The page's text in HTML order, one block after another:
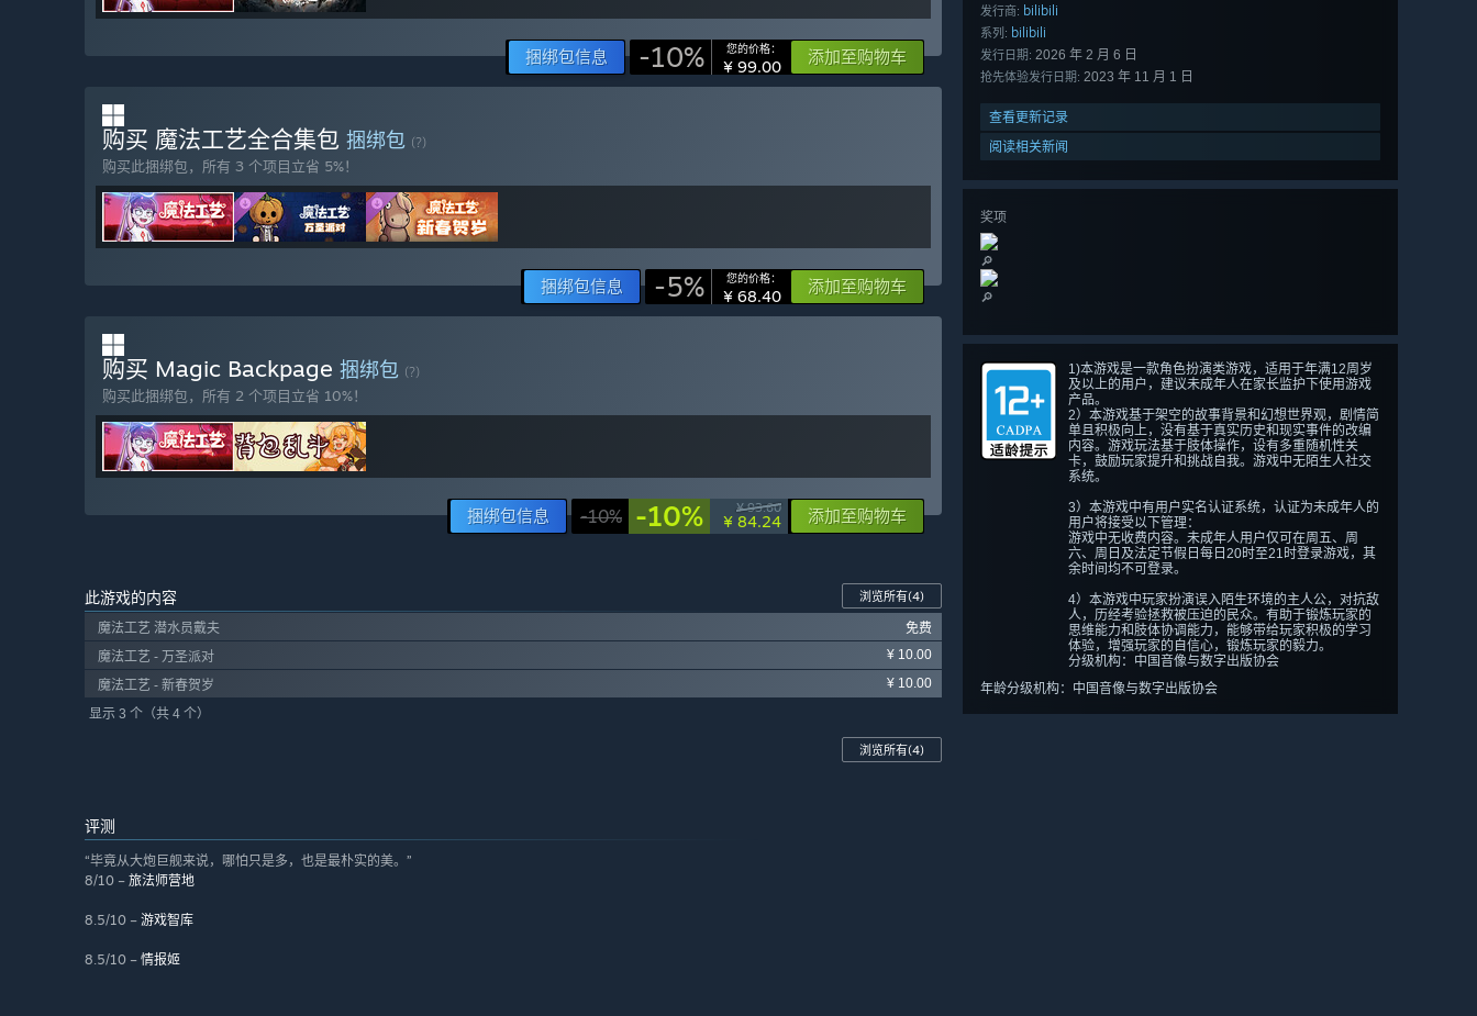
发行商: bilibili
系列: bilibili
发行日期: 2026 年 2 月 6 日
抢先体验发行日期: 2023 年 11 月 1 日
查看更新记录
阅读相关新闻
奖项
🔎
🔎
1)本游戏是一款角色扮演类游戏，适用于年满12周岁
及以上的用户，建议未成年人在家长监护下使用游戏
产品。
2）本游戏基于架空的故事背景和幻想世界观，剧情简
单且积极向上，没有基于真实历史和现实事件的改编
内容。游戏玩法基于肢体操作，设有多重随机性关
卡，鼓励玩家提升和挑战自我。游戏中无陌生人社交
系统。
3）本游戏中有用户实名认证系统，认证为未成年人的
用户将接受以下管理：
游戏中无收费内容。未成年人用户仅可在周五、周
六、周日及法定节假日每日20时至21时登录游戏，其
余时间均不可登录。
4）本游戏中玩家扮演误入陌生环境的主人公，对抗敌
人，历经考验拯救被压迫的民众。有助于锻炼玩家的
思维能力和肢体协调能力，能够带给玩家积极的学习
体验，增强玩家的自信心，锻炼玩家的毅力。
分级机构：中国音像与数字出版协会
年龄分级机构：中国音像与数字出版协会
捆绑包信息 -10% 您的价格：
¥ 99.00 添加至购物车
购买 魔法工艺全合集包 捆绑包 (?)
购买此捆绑包，所有 3 个项目立省 5%！
捆绑包信息 -5% 您的价格：
¥ 68.40 添加至购物车
购买 Magic Backpage 捆绑包 (?)
购买此捆绑包，所有 2 个项目立省 10%！
捆绑包信息 -10% -10% ¥ 93.60
¥ 84.24 添加至购物车
此游戏的内容 浏览所有(4)
魔法工艺 潜水员戴夫
免费
魔法工艺 - 万圣派对
¥ 10.00
魔法工艺 - 新春贺岁
¥ 10.00
显示 3 个（共 4 个）
浏览所有(4)
评测
“毕竟从大炮巨舰来说，哪怕只是多，也是最朴实的美。”
8/10 – 旅法师营地
8.5/10 – 游戏智库
8.5/10 – 情报姬